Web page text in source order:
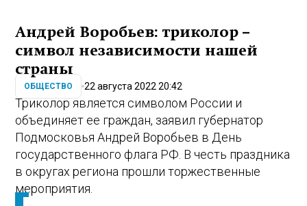
Андрей Воробьев: триколор –
символ независимости нашей
страны
ОБЩЕСТВО 22 августа 2022 20:42
Триколор является символом России и
объединяет ее граждан, заявил губернатор
Подмосковья Андрей Воробьев в День
государственного флага РФ. В честь праздника
в округах региона прошли торжественные
мероприятия.